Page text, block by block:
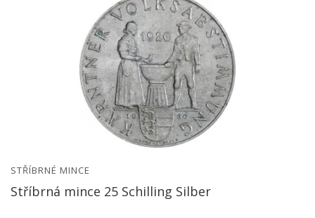
STŘÍBRNÉ MINCE
Stříbrná mince 25 Schilling Silber